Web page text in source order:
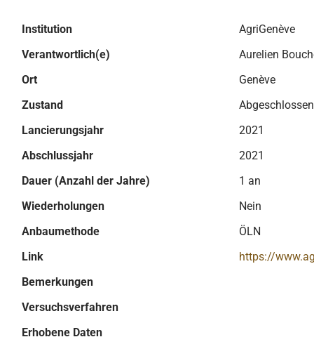
Institution
AgriGenève
Verantwortlich(e)
Aurelien
Ort
Genève
Zustand
Abgeschlossen
Lancierungsjahr
2021
Abschlussjahr
2021
Dauer (Anzahl der Jahre)
1 an
Wiederholungen
Nein
Anbaumethode
ÖLN
Link
https://
Bemerkungen
Versuchsverfahren
Erhobene Daten